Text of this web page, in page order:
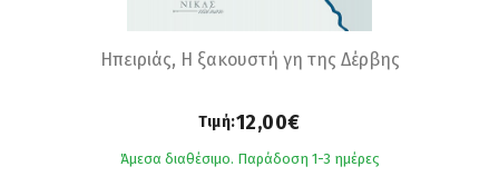
Ηπειριάς, Η ξακουστή γη της Δέρβης
Τιμή:12,00€
Άμεσα διαθέσιμο. Παράδοση 1-3 ημέρες